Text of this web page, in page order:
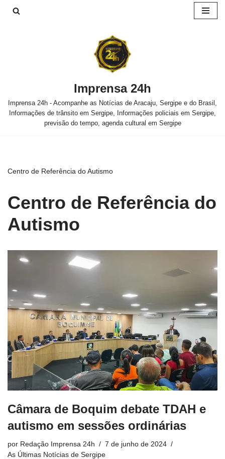
Imprensa 24h
Imprensa 24h - Acompanhe as Notícias de Aracaju, Sergipe e do Brasil,
Informações de trânsito em Sergipe, Informações policiais em Sergipe,
previsão do tempo, agenda cultural em Sergipe
Centro de Referência do Autismo
Centro de Referência do
Autismo
Câmara de Boquim debate TDAH e
autismo em sessões ordinárias
por Redação Imprensa 24h
7 de junho de 2024
As Últimas Notícias de Sergipe